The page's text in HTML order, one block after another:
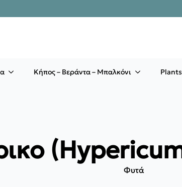
Κήπος – Βεράντα – Μπαλκόνι
Φυτά